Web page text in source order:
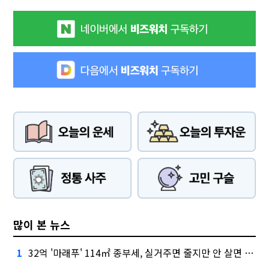
많이 본 뉴스
1 32억 '마래푸' 114㎡ 종부세, 실거주면 줄지만 안 살면 2.5배